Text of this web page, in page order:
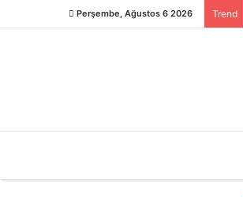
Perşembe, Ağustos 6 2026 Trend